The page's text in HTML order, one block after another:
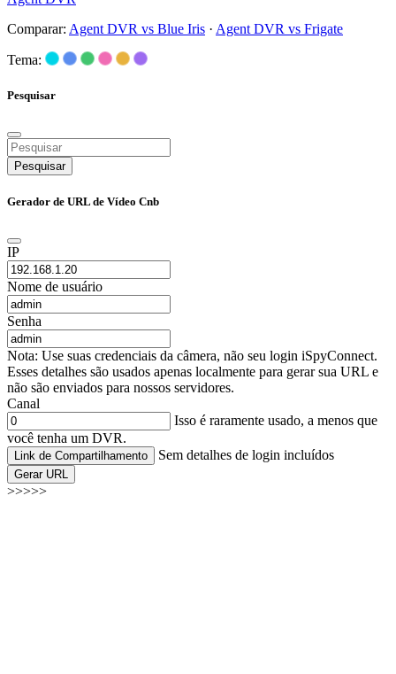
Comparar: Agent DVR vs Blue Iris · Agent DVR vs Frigate
Tema:
Pesquisar
Pesquisar
Gerador de URL de Vídeo Cnb
IP
Nome de usuário
Senha
Nota: Use suas credenciais da câmera, não seu login iSpyConnect.
Esses detalhes são usados apenas localmente para gerar sua URL e
não são enviados para nossos servidores.
Canal
Isso é raramente usado, a menos que
você tenha um DVR.
Link de Compartilhamento Sem detalhes de login incluídos
Gerar URL
>>>>>